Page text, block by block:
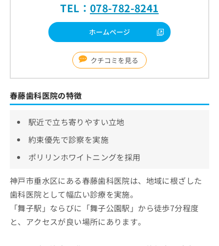
TEL： 078-782-8241
ホームページ
クチコミを見る
春藤歯科医院の特徴
駅近で立ち寄りやすい立地
約束優先で診察を実施
ポリリンホワイトニングを採用
神戸市垂水区にある春藤歯科医院は、地域に根ざした
歯科医院として幅広い診療を実施。
「舞子駅」ならびに「舞子公園駅」から徒歩7分程度
と、アクセスが良い場所にあります。